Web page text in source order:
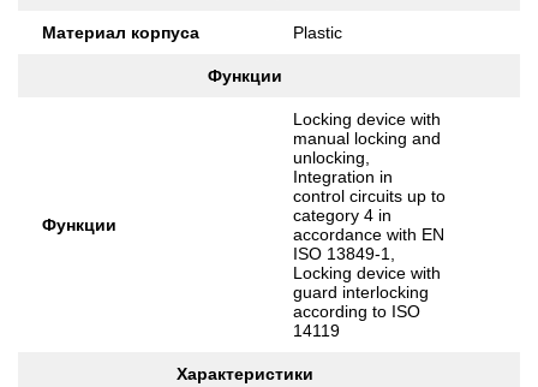
Материал корпуса Plastic
Функции
Функции
Locking device with
manual locking and
unlocking,
Integration in
control circuits up to
category 4 in
accordance with EN
ISO 13849-1,
Locking device with
guard interlocking
according to ISO
14119
Характеристики